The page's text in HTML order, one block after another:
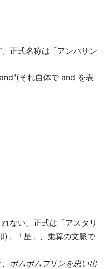
正式名称は「アンパサン
それ自体で and を表
ない。正式は「アスタリ
)」「星」、乗算の文脈で
ポムポムプリンを思い出